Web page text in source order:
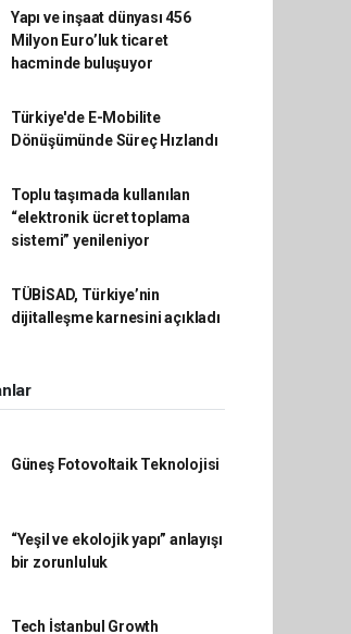
Yapı ve inşaat dünyası 456
Milyon Euro’luk ticaret
hacminde buluşuyor
Türkiye'de E-Mobilite
Dönüşümünde Süreç Hızlandı
Toplu taşımada kullanılan
“elektronik ücret toplama
sistemi” yenileniyor
TÜBİSAD, Türkiye’nin
dijitalleşme karnesini açıkladı
Güneş Fotovoltaik Teknolojisi
“Yeşil ve ekolojik yapı” anlayışı
bir zorunluluk
Tech İstanbul Growth